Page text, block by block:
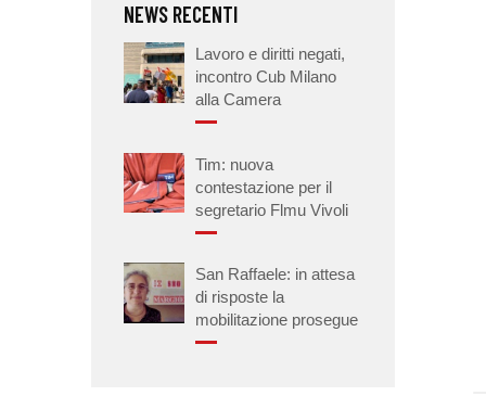
NEWS RECENTI
Lavoro e diritti negati,
incontro Cub Milano
alla Camera
Tim: nuova
contestazione per il
segretario Flmu Vivoli
San Raffaele: in attesa
di risposte la
mobilitazione prosegue